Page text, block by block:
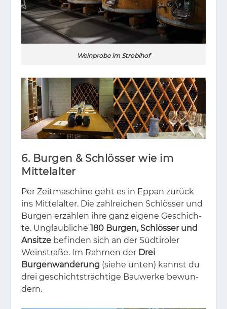
Weinprobe im Stroblhof
6. Burgen & Schlösser wie im
Mittelalter
Per Zeit­ma­schi­ne geht es in Eppan zu­rück
ins Mit­tel­al­ter. Die zahl­rei­chen Schlös­ser und
Bur­gen er­zäh­len ihre ganz ei­ge­ne Ge­schich­
te. Un­glaub­li­che180 Burgen, Schlösser und
Ansitze be­fin­den sich an der Süd­ti­ro­ler
Wein­stra­ße. Im Rah­men der Drei
Burgenwanderung (sie­he un­ten) kannst du
drei ge­schichts­träch­ti­ge Bau­wer­ke be­wun­
dern.